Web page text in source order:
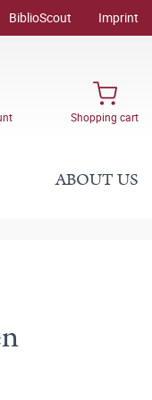
BiblioScout Imprint
Shopping cart
ABOUT US